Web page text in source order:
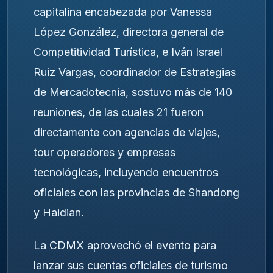
capitalina encabezada por Vanessa
López González, directora general de
Competitividad Turística, e Iván Israel
Ruiz Vargas, coordinador de Estrategias
de Mercadotecnia, sostuvo más de 140
reuniones, de las cuales 21 fueron
directamente con agencias de viajes,
tour operadores y empresas
tecnológicas, incluyendo encuentros
oficiales con las provincias de Shandong
y Haidian.
La CDMX aprovechó el evento para
lanzar sus cuentas oficiales de turismo